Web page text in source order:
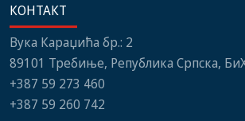
КОНТАКТ
Вука Караџића бр.: 2
89101 Требиње, Република Српска,
+387 59 273 460
+387 59 260 742